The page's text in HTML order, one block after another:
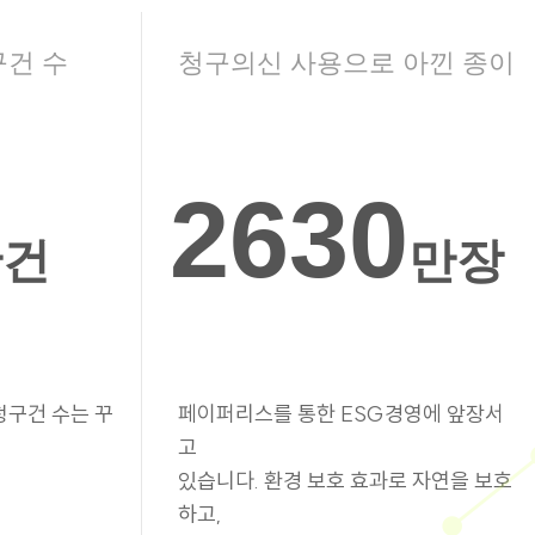
건 수
구건 수는 꾸
청구의신 사용으로 아낀 종이
2630만장
페이퍼리스를 통한 ESG경영에 앞장서
고
있습니다. 환경 보호 효과로 자연을 보호
하고,